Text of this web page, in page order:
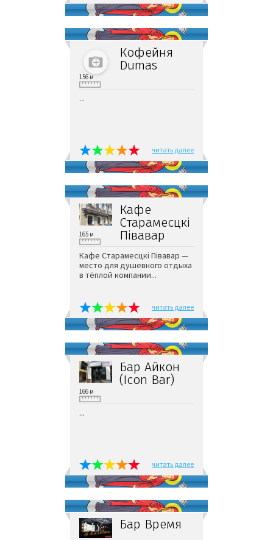
Кофейня
Dumas
156 м
...
читать далее
Кафе
Старамесцкi
Пiвавар
165 м
Кафе Старамесцкi Пiвавар —
место для душевного отдыха
в тёплой компании...
читать далее
Бар Айкон
(Icon Bar)
166 м
...
читать далее
Бар Время